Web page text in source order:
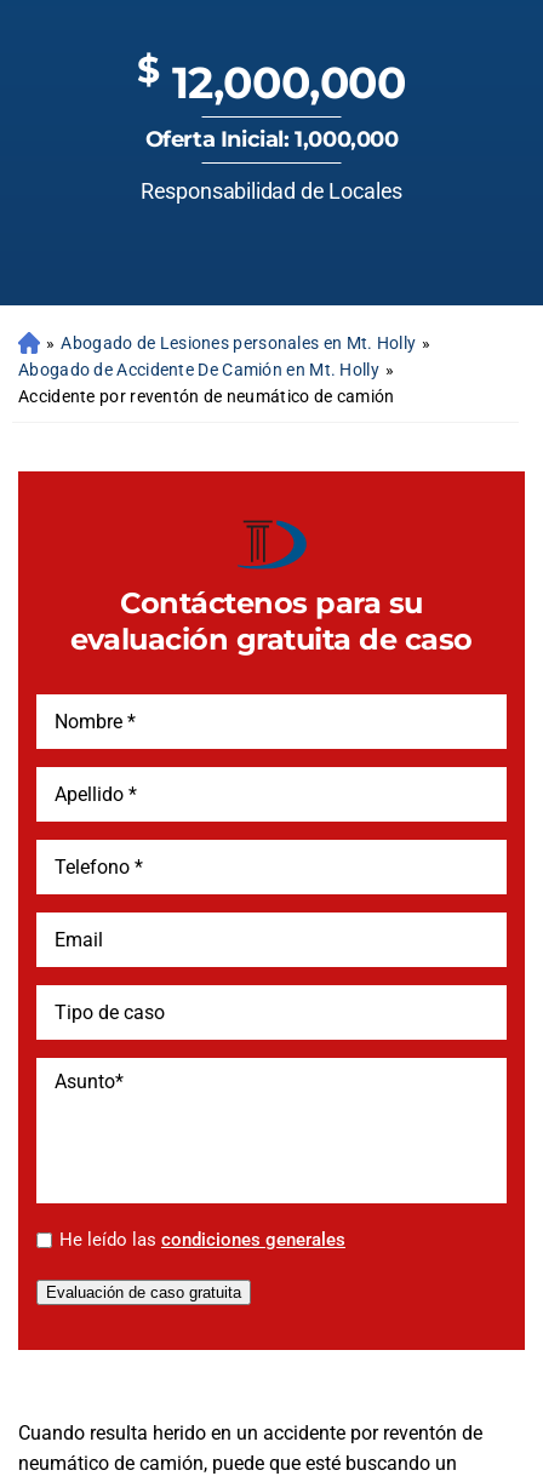
$ 12,000,000
Oferta Inicial: 1,000,000
Responsabilidad de Locales
» Abogado de Lesiones personales en Mt. Holly »
Abogado de Accidente De Camión en Mt. Holly »
Accidente por reventón de neumático de camión
Contáctenos para su
evaluación gratuita de caso
* He leído las condiciones generales
Evaluación de caso gratuita
Cuando resulta herido en un accidente por reventón de
neumático de camión, puede que esté buscando un